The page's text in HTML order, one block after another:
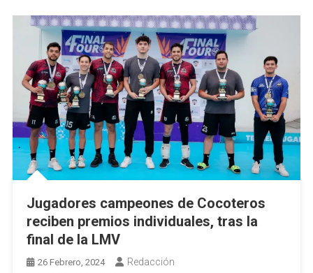
Jugadores campeones de Cocoteros
reciben premios individuales, tras la
final de la LMV
26 Febrero, 2024 Redacción